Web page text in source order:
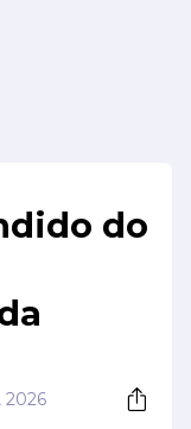
do
2026